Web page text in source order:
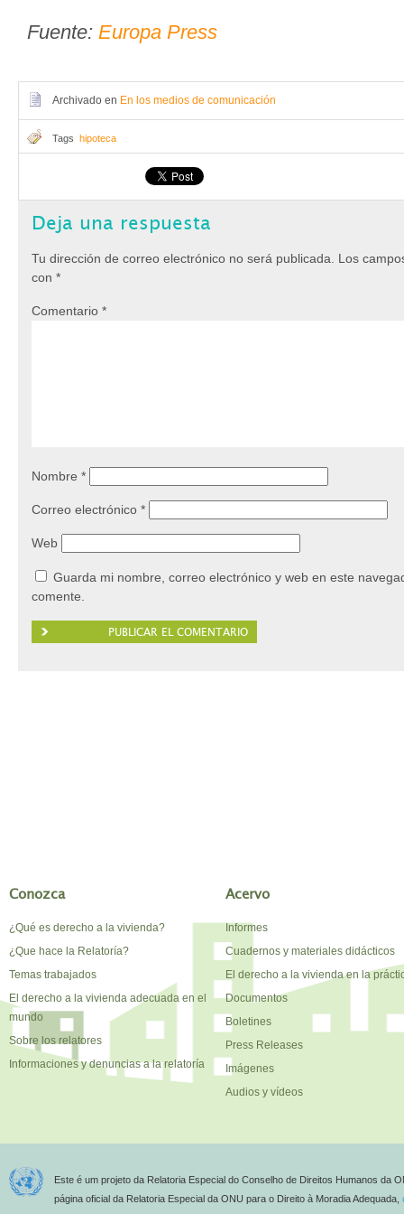
Fuente: Europa Press
Archivado en En los medios de comunicación
Tags hipoteca
Deja una respuesta
Tu dirección de correo electrónico no será publicada.
Los
con *
Comentario *
Nombre *
Correo electrónico *
Web
Guarda mi nombre, correo electrónico y web en este
comente.
Conozca
¿Qué es derecho a la vivienda?
¿Que hace la Relatoría?
Temas trabajados
El derecho a la vivienda adecuada en el
mundo
Sobre los relatores
Informaciones y denuncias a la relatoría
Acervo
Informes
Cuadernos y materiales didácticos
El derecho a la vivienda en la
Documentos
Boletines
Press Releases
Imágenes
Audios y vídeos
Este é um projeto da Relatoria Especial do Conselho de Direitos Humanos da
página oficial da Relatoria Especial da ONU para o Direito à Moradia Adequada,